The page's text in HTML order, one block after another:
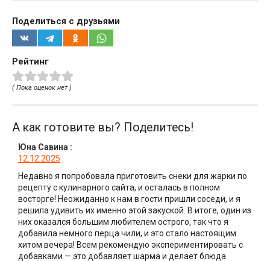
Поделиться с друзьями
Рейтинг
( Пока оценок нет )
А как готовите вы? Поделитесь!
Юна Савина :
12.12.2025
Недавно я попробовала приготовить снеки для жарки по
рецепту с кулинарного сайта, и осталась в полном
восторге! Неожиданно к нам в гости пришли соседи, и я
решила удивить их именно этой закуской. В итоге, один из
них оказался большим любителем острого, так что я
добавила немного перца чили, и это стало настоящим
хитом вечера! Всем рекомендую экспериментировать с
добавками — это добавляет шарма и делает блюда